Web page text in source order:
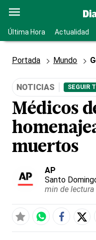
Última Hora Actualidad
Portada Mundo
NOTICIAS SEGUIR
Médicos
muertos
AP
Santo
min de lectura